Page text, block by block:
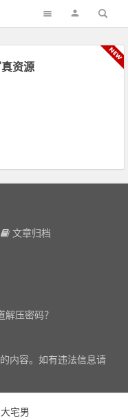
资源
文章归档
压密码？
内容。如有违法信息请
宅男